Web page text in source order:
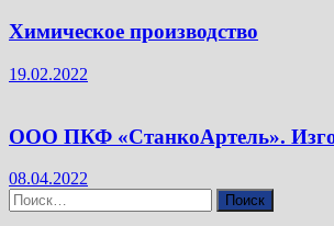
Химическое производство
19.02.2022
ООО ПКФ «СтанкоАртель».
08.04.2022
Найти: